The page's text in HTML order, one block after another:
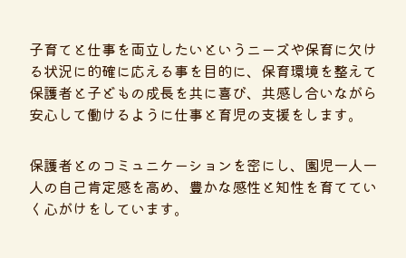
子育てと仕事を両立したいというニーズや保育に欠け
る状況に的確に応える事を目的に、保育環境を整えて
保護者と子どもの成長を共に喜び、共感し合いながら
安心して働けるように仕事と育児の支援をします。
保護者とのコミュニケーションを密にし、園児一人一
人の自己肯定感を高め、豊かな感性と知性を育ててい
く心がけをしています。